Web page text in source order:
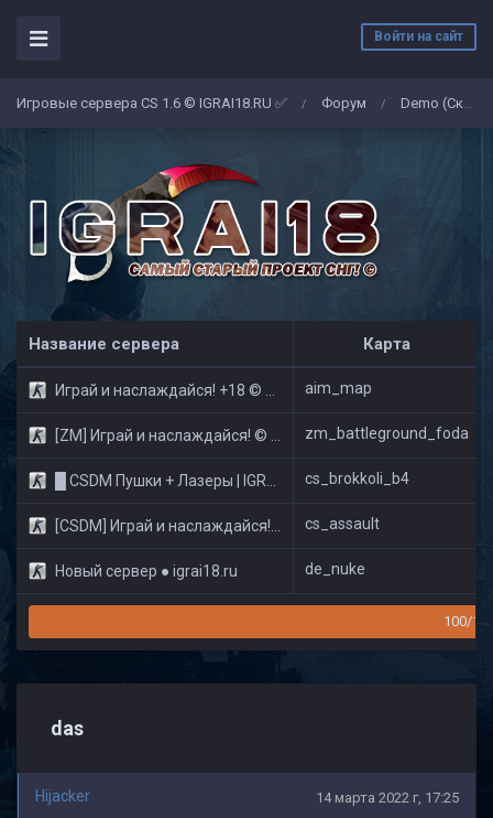
Войти на сайт
Игровые сервера CS 1.6 © IGRAI18.RU ✅ / Форум / Demo (Скриншоты)
Название сервера Карта
Играй и наслаждайся! +18 © Public aim_map
[ZM] Играй и наслаждайся! © Zombie Show zm_battleground_foda
█ CSDM Пушки + Лазеры | IGRAI18.RU ツ █ cs_brokkoli_b4
[CSDM] Играй и наслаждайся! © Classic cs_assault
Новый сервер ● igrai18.ru de_nuke
100/
das
Hijacker 14 марта 2022 г, 17:25